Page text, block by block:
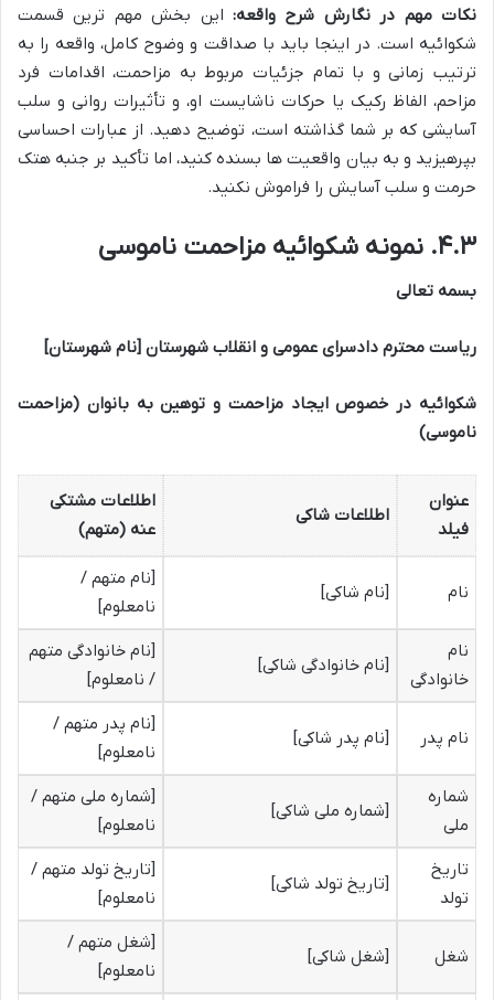
نکات مهم در نگارش شرح واقعه: این بخش مهم ترین قسمت
شکوائیه است. در اینجا باید با صداقت و وضوح کامل، واقعه را به
ترتیب زمانی و با تمام جزئیات مربوط به مزاحمت، اقدامات فرد
مزاحم، الفاظ رکیک یا حرکات ناشایست او، و تأثیرات روانی و سلب
آسایشی که بر شما گذاشته است، توضیح دهید. از عبارات احساسی
بپرهیزید و به بیان واقعیت ها بسنده کنید، اما تأکید بر جنبه هتک
حرمت و سلب آسایش را فراموش نکنید.
۴.۳. نمونه شکوائیه مزاحمت ناموسی
بسمه تعالی
ریاست محترم دادسرای عمومی و انقلاب شهرستان [نام شهرستان]
شکوائیه در خصوص ایجاد مزاحمت و توهین به بانوان (مزاحمت
ناموسی)
عنوان
فیلد
اطلاعات شاکی
اطلاعات مشتکی
عنه (متهم)
نام [نام شاکی]
[نام متهم /
نامعلوم]
نام
خانوادگی
[نام خانوادگی شاکی]
[نام خانوادگی متهم
/ نامعلوم]
نام پدر [نام پدر شاکی]
[نام پدر متهم /
نامعلوم]
شماره
ملی
[شماره ملی شاکی]
[شماره ملی متهم /
نامعلوم]
تاریخ
تولد
[تاریخ تولد شاکی]
[تاریخ تولد متهم /
نامعلوم]
شغل [شغل شاکی]
[شغل متهم /
نامعلوم]